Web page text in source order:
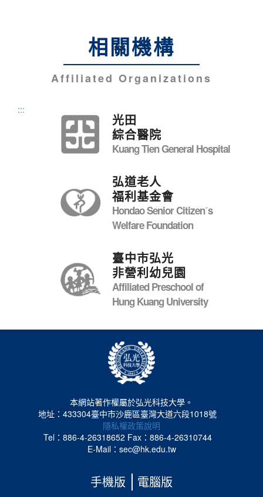
相關機構
Affiliated Organizations
:::
光田
綜合醫院
Kuang Tien General Hospital
弘道老人
福利基金會
Hondao Senior Citizenˊs
Welfare Foundation
臺中市弘光
非營利幼兒園
Affiliated Preschool of
Hung Kuang University
本網站著作權屬於弘光科技大學。
地址：433304臺中市沙鹿區臺灣大道六段1018號
隱私權政策說明
Tel：886-4-26318652 Fax：886-4-26310744
E-Mail：sec@hk.edu.tw
手機版 電腦版